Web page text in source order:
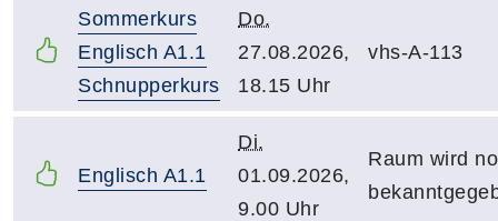
Sommerkurs
Englisch A1.1
Schnupperkurs
Do.
27.08.2026,
18.15 Uhr
vhs-A-113
Englisch A1.1
Di.
01.09.2026,
9.00 Uhr
Raum wird